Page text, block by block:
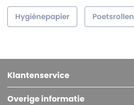
Hygiënepapier Poetsrollen
Klantenservice
Overige informatie